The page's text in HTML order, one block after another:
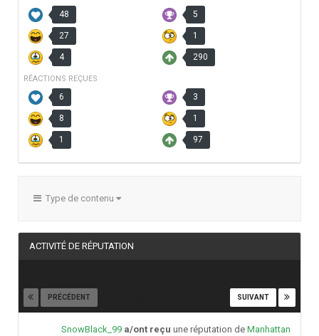
48 5
27 1
4 290
RÉACTIONS REÇUES
6 3
8 1
1 97
Type de contenu
ACTIVITÉ DE RÉPUTATION
PRÉCÉDENT SUIVANT
SnowBlack_99 a/ont reçu une réputation de Manhattan